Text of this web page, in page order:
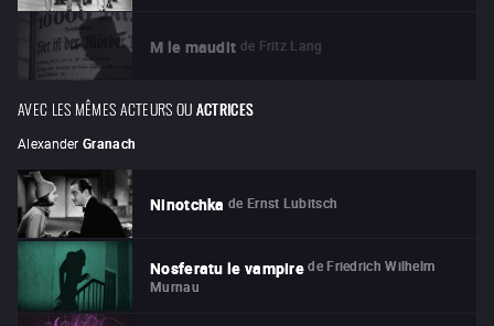
M le maudit de Fritz Lang
AVEC LES MÊMES ACTEURS OUACTRICES
Alexander Granach
Ninotchka de Ernst Lubitsch
Nosferatu le vampire de Friedrich Wilhelm
Murnau